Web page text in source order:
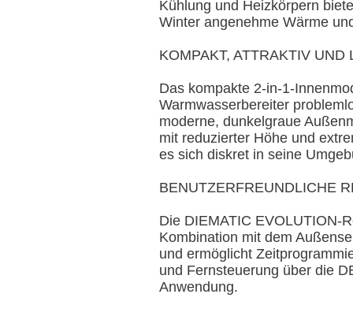
Kühlung und Heizkörpern
Winter angenehme Wärme
KOMPAKT, ATTRAKTIV UND
Das kompakte 2-in-1-
Warmwasserbereiter
moderne, dunkelgraue
mit reduzierter Höhe und
es sich diskret in seine
BENUTZERFREUNDLICHE
Die DIEMATIC EVOLUTION-
Kombination mit dem
und ermöglicht
und Fernsteuerung über die
Anwendung.